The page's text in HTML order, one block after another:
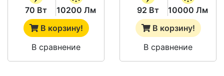
70 Вт
10200 Лм
В корзину!
В сравнение
92 Вт
10000 Лм
В корзину!
В сравнение